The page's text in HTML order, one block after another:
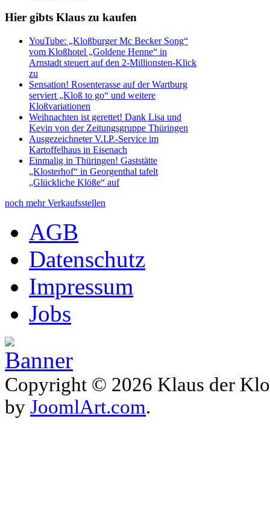
Hier gibts Klaus zu kaufen
YouTube: „Kloßburger Mc Becker Song“
vom Kloßhotel „Goldene Henne“ in
Arnstadt steuert auf den 2-Millionsten-Klick
zu
Sensation! Rosenterasse auf der Wartburg
serviert „Kloß to go“ und weitere
Kloßvariationen
Weihnachten ist gerettet! Dank Lisa und
Kevin von der Zeitungsgruppe Thüringen
Ausgezeichneter V.I.P.-Service im
Kartoffelhaus in Eisenach
Einmalig in Thüringen! Gaststätte
„Klosterhof“ in Georgenthal tafelt
„Glückliche Klöße“ auf
noch mehr Verkaufsstellen
AGB
Datenschutz
Impressum
Jobs
Copyright © 2026 Klaus der
by JoomlArt.com.